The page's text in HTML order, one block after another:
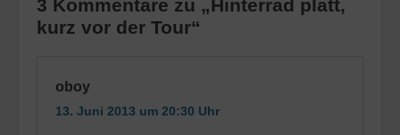
3 Kommentare zu „Hinterrad platt,
kurz vor der Tour“
oboy
13. Juni 2013 um 20:30 Uhr